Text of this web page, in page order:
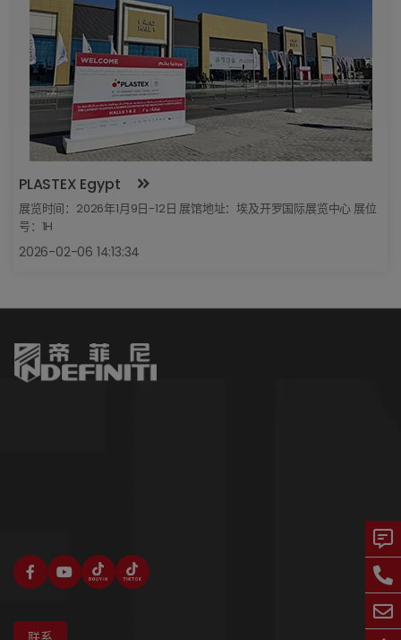
PLASTEX Egypt
展览时间：2026年1月9日-12日 展馆地址：埃及开罗国际展览中心 展位
号：1H
2026-02-06 14:13:34